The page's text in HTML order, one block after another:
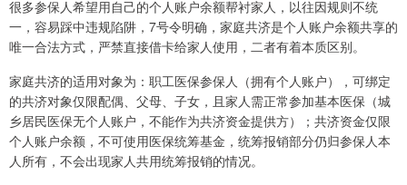
很多参保人希望用自己的个人账户余额帮衬家人，以往因规则不统
一，容易踩中违规陷阱，7号令明确，家庭共济是个人账户余额共享的
唯一合法方式，严禁直接借卡给家人使用，二者有着本质区别。
家庭共济的适用对象为：职工医保参保人（拥有个人账户），可绑定
的共济对象仅限配偶、父母、子女，且家人需正常参加基本医保（城
乡居民医保无个人账户，不能作为共济资金提供方）；共济资金仅限
个人账户余额，不可使用医保统筹基金，统筹报销部分仍归参保人本
人所有，不会出现家人共用统筹报销的情况。